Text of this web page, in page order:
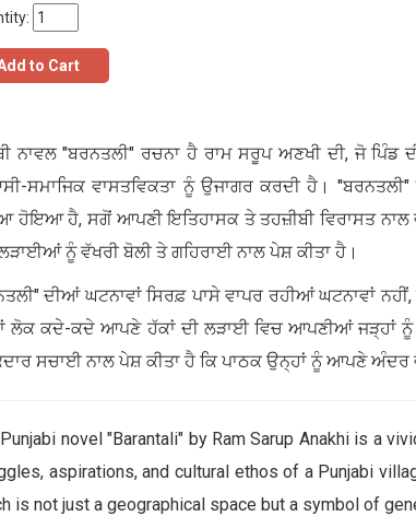
to Cart
ਨਾਵਲ "ਬਰਨਤਲੀ" ਰਚਨਾ ਹੈ ਰਾਮ ਸਰੂਪ ਅਣਖੀ ਦੀ, ਜੋ
ਸਮਾਜਿਕ ਵਾਸਤਵਿਕਤਾ ਨੂੰ ਉਜਾਗਰ ਕਰਦੀ ਹੈ।
ਹੋਇਆ ਹੈ, ਸਗੋਂ ਆਪਣੀ ਇਤਿਹਾਸਕ ਤੇ ਤਹਜ਼ੀਬੀ ਵਿਰਾਸਤ
ਨੂੰ ਵੱਖਰੀ ਬੋਲੀ ਤੇ ਗਹਿਰਾਈ ਨਾਲ ਪੇਸ਼ ਕੀਤਾ ਹੈ।
ਦੀਆਂ ਘਟਨਾਵਾਂ ਸਿਰਫ਼ ਪਾਸੇ ਵਾਪਰ ਰਹੀਆਂ ਘਟਨਾਵਾਂ
ਲੋਕ ਕਦੇ-ਕਦੇ ਆਪਣੇ ਹੱਕਾਂ ਦੀ ਲੜਾਈ ਵਿਚ ਆਪਣੀਆਂ ਜੜ੍ਹਾਂ ਨੂੰ
ਸਚਾਈ ਨਾਲ ਪੇਸ਼ ਕੀਤਾ ਹੈ ਕਿ ਪਾਠਕ ਉਨ੍ਹਾਂ ਨੂੰ ਆਪਣੇ ਅੰਦਰ
novel "Barantali" by Ram Sarup Anakhi is a
aspirations, and cultural ethos of a Punjabi
is not just a geographical space but a symbol of